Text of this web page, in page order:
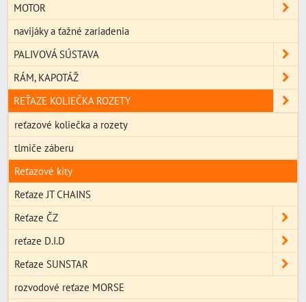
MOTOR
navijáky a ťažné zariadenia
PALIVOVÁ SÚSTAVA
RÁM, KAPOTÁŽ
REŤAZE KOLIEČKA ROZETY
reťazové koliečka a rozety
tlmiče záberu
Reťazové kity
Reťaze JT CHAINS
Reťaze ČZ
reťaze D.I.D
Reťaze SUNSTAR
rozvodové reťaze MORSE